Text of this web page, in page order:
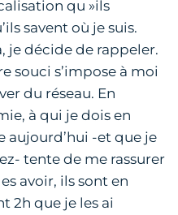
qu »ils
savent où je suis.
je décide de rappeler.
souci s’impose à moi
du réseau. En
à qui je dois en
aujourd’hui -et que je
tente de me rassurer
avoir, ils sont en
2h que je les ai